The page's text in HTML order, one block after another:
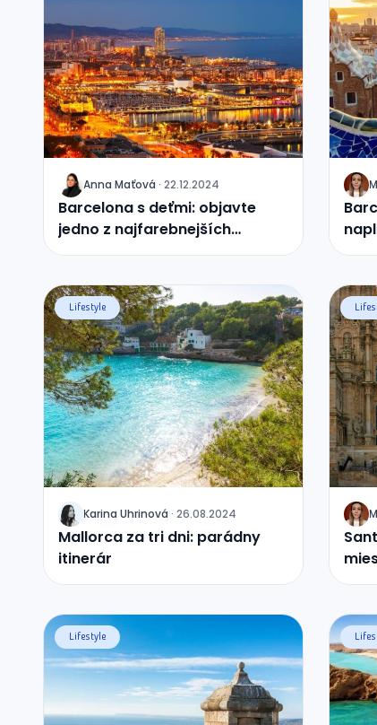
J Anna Maťová · 22.12.2024
Barcelona s deťmi: objavte
jedno z najfarebnejších
európskych miest
J
J Karina Uhrinová · 26.08.2024
Mallorca za tri dni: parádny
itinerár
Lifestyle
J
Lifestyle